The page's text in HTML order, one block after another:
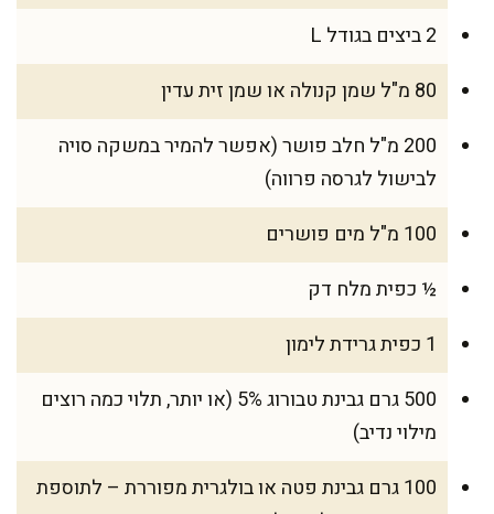
2 ביצים בגודל L
80 מ"ל שמן קנולה או שמן זית עדין
200 מ"ל חלב פושר (אפשר להמיר במשקה סויה
לבישול לגרסה פרווה)
100 מ"ל מים פושרים
½ כפית מלח דק
1 כפית גרידת לימון
500 גרם גבינת טבורוג 5% (או יותר, תלוי כמה רוצים
מילוי נדיב)
100 גרם גבינת פטה או בולגרית מפוררת – לתוספת